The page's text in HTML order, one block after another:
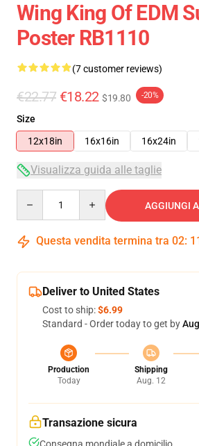
Wing King Of EDM
Poster RB1110
(7 customer reviews)
€22.77 €18.22 $19.80 -20%
Size
12x18in
16x16in 16x24in
Visualizza guida alle taglie
AGGIUNGI
Questa vendita termina tra 02:
Deliver to United States
Cost to ship:$6.99
Standard - Order today to get by
Production
Today
Shipping
Aug. 12
Transazione sicura